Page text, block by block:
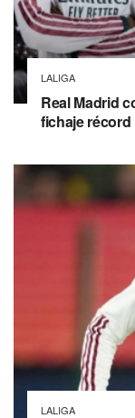
LALIGA
Real Madrid
fichaje récord
LALIGA